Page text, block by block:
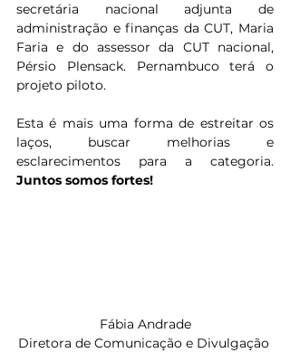
secretária nacional adjunta de
administração e finanças da CUT, Maria
Faria e do assessor da CUT nacional,
Pérsio Plensack. Pernambuco terá o
projeto piloto.
Esta é mais uma forma de estreitar os
laços, buscar melhorias e
esclarecimentos para a categoria.
Juntos somos fortes!
Fábia Andrade
Diretora de Comunicação e Divulgação